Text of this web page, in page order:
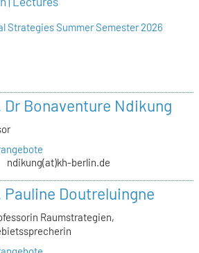
Strategies Summer Semester 2026
Dr Bonaventure Ndikung
ndikung(at)kh-berlin.de
Pauline Doutreluingne
Raumstrategien,